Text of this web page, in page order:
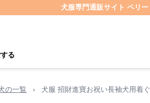
犬服専門通販サイト ペリ
る
の一覧 › 犬服 招財進寶お祝い長袖犬用着